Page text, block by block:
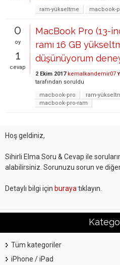
ram-yükseltme
macbook-
0
oy
1
cevap
MacBook Pro (13-
ramı 16 GB
düşünüyorum
2 Ekim 2017 kemalkandemir07
tarafından soruldu
macbook-pro
ram-
macbook-pro-ram
Hoş geldiniz,
Sihirli Elma Soru & Cevap ile
alabilirsiniz. Sorunuzu sorun ve diğer
Detaylı bilgi için buraya tıklayın.
Tüm kategoriler
iPhone / iPad